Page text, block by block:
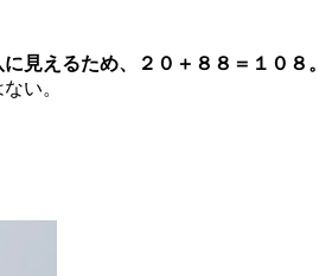
見えるため、２０＋８８＝１０８。
い。